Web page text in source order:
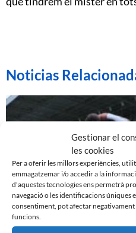
Gestionar el
les cookies
Per a oferir les millors experiències,
emmagatzemar i/o accedir a la
d'aquestes tecnologies ens permetrà
navegació o les identificacions úniques
consentiment, pot afectar
funcions.
Noticias